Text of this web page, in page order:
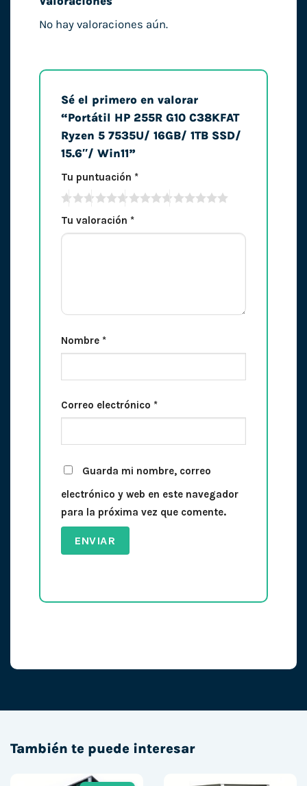
No hay valoraciones aún.
Sé el primero en valorar
“Portátil HP 255R G10 C38KFAT
Ryzen 5 7535U/ 16GB/ 1TB SSD/
15.6″/ Win11”
Tu puntuación *
Tu valoración *
Nombre *
Correo electrónico *
Guarda mi nombre, correo
electrónico y web en este navegador
para la próxima vez que comente.
También te puede interesar